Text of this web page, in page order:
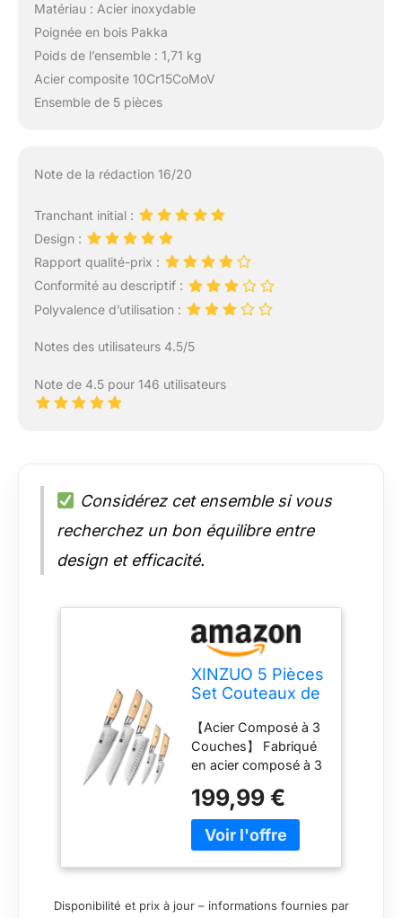
Matériau : Acier inoxydable
Poignée en bois Pakka
Poids de l’ensemble : 1,71 kg
Acier composite 10Cr15CoMoV
Ensemble de 5 pièces
Note de la rédaction 16/20
Tranchant initial :
Design :
Rapport qualité-prix :
Conformité au descriptif :
Polyvalence d’utilisation :
Notes des utilisateurs 4.5/5
Note de 4.5 pour 146 utilisateurs
Considérez cet ensemble si vous
recherchez un bon équilibre entre
design et efficacité.
XINZUO 5 Pièces
Set Couteaux de
Composite,
Ensemble de
Couteaux de
Chef en
10Cr15CoMoV
Acier Composé 3
Couches,
Professionnel
Couteaux-
【Acier Composé à 3
Couches】 Fabriqué
en acier composé à 3
qualité, le noyau en
acier est
10Cr15CoMoV. La
199,99 €
Disponibilité et prix à jour – informations fournies par